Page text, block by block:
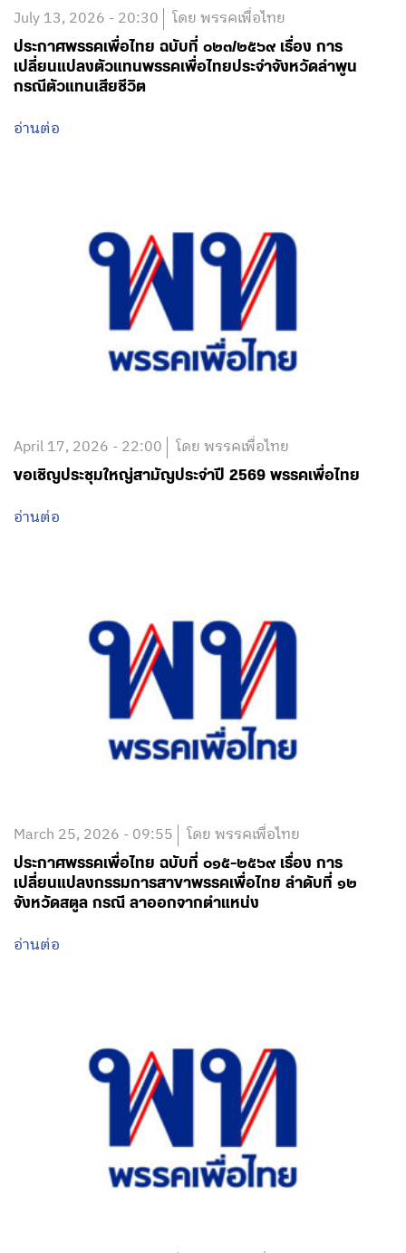
July 13, 2026 - 20:30 โดย พรรคเพื่อไทย
ประกาศพรรคเพื่อไทย ฉบับที่ ๐๒๓/๒๕๖๙ เรื่อง การ
เปลี่ยนแปลงตัวแทนพรรคเพื่อไทยประจำจังหวัดลำพูน
กรณีตัวแทนเสียชีวิต
อ่านต่อ
April 17, 2026 - 22:00 โดย พรรคเพื่อไทย
ขอเชิญประชุมใหญ่สามัญประจำปี 2569 พรรคเพื่อไทย
อ่านต่อ
March 25, 2026 - 09:55 โดย พรรคเพื่อไทย
ประกาศพรรคเพื่อไทย ฉบับที่ ๐๑๕-๒๕๖๙ เรื่อง การ
เปลี่ยนแปลงกรรมการสาขาพรรคเพื่อไทย ลำดับที่ ๑๒
จังหวัดสตูล กรณี ลาออกจากตำแหน่ง
อ่านต่อ